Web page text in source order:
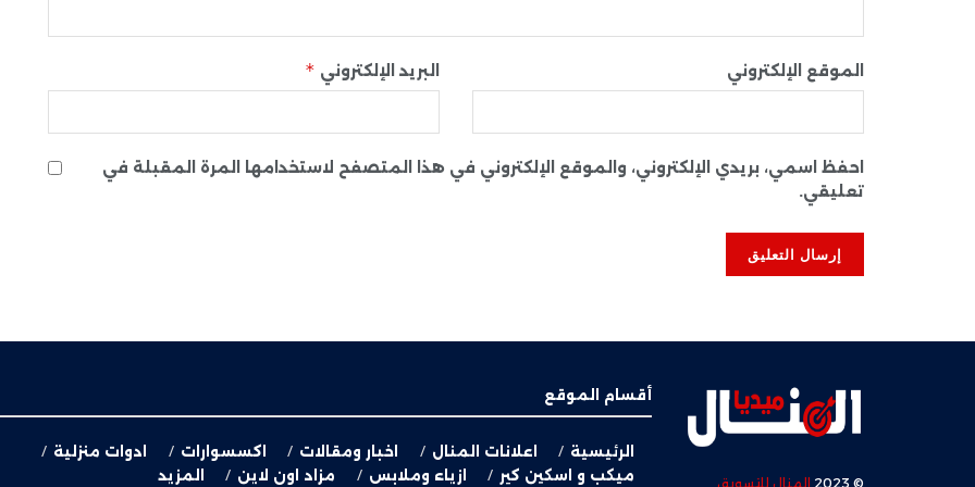
البريد الإلكتروني * الموقع الإلكتروني
احفظ اسمي، بريدي الإلكتروني، والموقع الإلكتروني في هذا المتصفح لاستخدامها المرة المقبلة في
تعليقي.
© 2023 المنال للتسويق
أقسام الموقع
الرئيسية اعلانات المنال اخبار ومقالات اكسسوارات
ادوات منزلية
ميكب و اسكين كير
ازياء وملابس مزاد اون لاين المزيد